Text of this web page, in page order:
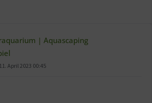
| Aquascaping
11. April 2023 00:45